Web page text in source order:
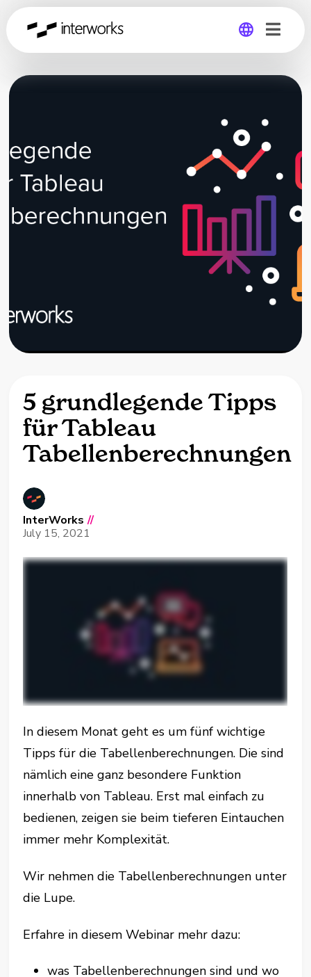
Global
5 grundlegende Tipps
für Tableau
Tabellenberechnungen
InterWorks //
July 15, 2021
In diesem Monat geht es um fünf wichtige
Tipps für die Tabellenberechnungen. Die sind
nämlich eine ganz besondere Funktion
innerhalb von Tableau. Erst mal einfach zu
bedienen, zeigen sie beim tieferen Eintauchen
immer mehr Komplexität.
Wir nehmen die Tabellenberechnungen unter
die Lupe.
Erfahre in diesem Webinar mehr dazu:
was Tabellenberechnungen sind und wo